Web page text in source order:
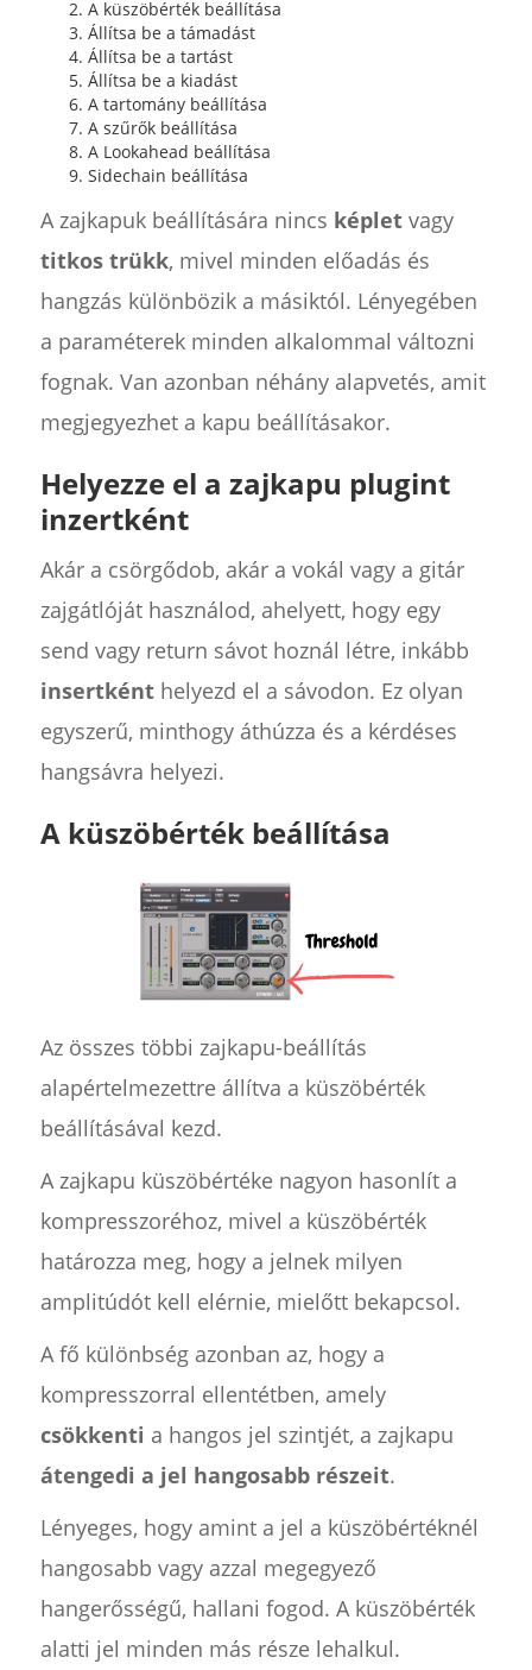
A küszöbérték beállítása
Állítsa be a támadást
Állítsa be a tartást
Állítsa be a kiadást
A tartomány beállítása
A szűrők beállítása
A Lookahead beállítása
Sidechain beállítása
A zajkapuk beállítására nincs képletvagy
titkos trükk, mivel minden előadás és
hangzás különbözik a másiktól. Lényegében
a paraméterek minden alkalommal változni
fognak. Van azonban néhány alapvetés, amit
megjegyezhet a kapu beállításakor.
Helyezze el a zajkapu plugint
inzertként
Akár a csörgődob, akár a vokál vagy a gitár
zajgátlóját használod, ahelyett, hogy egy
send vagy return sávot hoznál létre, inkább
insertkénthelyezd el a sávodon. Ez olyan
egyszerű, minthogy áthúzza és a kérdéses
hangsávra helyezi.
A küszöbérték beállítása
Az összes többi zajkapu-beállítás
alapértelmezettre állítva a küszöbérték
beállításával kezd.
A zajkapu küszöbértéke nagyon hasonlít a
kompresszoréhoz, mivel a küszöbérték
határozza meg, hogy a jelnek milyen
amplitúdót kell elérnie, mielőtt bekapcsol.
A fő különbség azonban az, hogy a
kompresszorral ellentétben, amely
csökkenti a hangos jel szintjét, a zajkapu
átengedi a jel hangosabb részeit.
Lényeges, hogy amint a jel a küszöbértéknél
hangosabb vagy azzal megegyező
hangerősségű, hallani fogod. A küszöbérték
alatti jel minden más része lehalkul.